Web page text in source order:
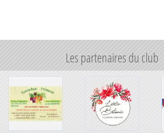
Les partenaires du club